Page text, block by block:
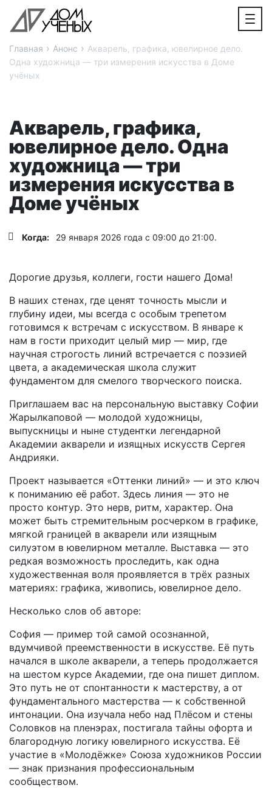
Главная › Анонс › Акварель, графика, ювелирное дело.
Одна художница — три измерения искусства в Доме
учёных
Акварель, графика,
ювелирное дело. Одна
художница — три
измерения искусства в
Доме учёных
Когда: 29 января 2026 года с 09:00 до 21:00.
Дорогие друзья, коллеги, гости нашего Дома!
В наших стенах, где ценят точность мысли и
глубину идеи, мы всегда с особым трепетом
готовимся к встречам с искусством. В январе к
нам в гости приходит целый мир — мир, где
научная строгость линий встречается с поэзией
цвета, а академическая школа служит
фундаментом для смелого творческого поиска.
Приглашаем вас на персональную выставку Софии
Жарылкаповой — молодой художницы,
выпускницы и ныне студентки легендарной
Академии акварели и изящных искусств Сергея
Андрияки.
Проект называется «Оттенки линий» — и это ключ
к пониманию её работ. Здесь линия — это не
просто контур. Это нерв, ритм, характер. Она
может быть стремительным росчерком в графике,
мягкой границей в акварели или изящным
силуэтом в ювелирном металле. Выставка — это
редкая возможность проследить, как одна
художественная воля проявляется в трёх разных
материях: графика, живопись, ювелирное дело.
Несколько слов об авторе:
София — пример той самой осознанной,
вдумчивой преемственности в искусстве. Её путь
начался в школе акварели, а теперь продолжается
на шестом курсе Академии, где она пишет диплом.
Это путь не от спонтанности к мастерству, а от
фундаментального мастерства — к собственной
интонации. Она изучала небо над Плёсом и стены
Соловков на пленэрах, постигала тайны офорта и
благородную логику ювелирного искусства. Её
участие в «Молодёжке» Союза художников России
— знак признания профессиональным
сообществом.